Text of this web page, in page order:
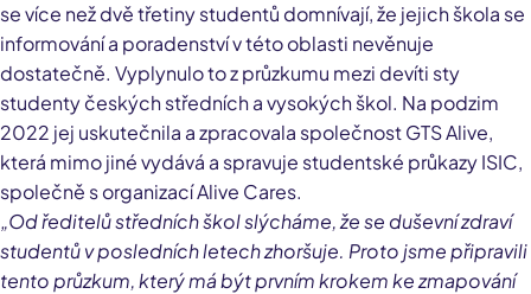
se více než dvě třetiny studentů domnívají, že jejich škola se
informování a poradenství v této oblasti nevěnuje
dostatečně. Vyplynulo to z průzkumu mezi devíti sty
studenty českých středních a vysokých škol. Na podzim
2022 jej uskutečnila a zpracovala společnost GTS Alive,
která mimo jiné vydává a spravuje studentské průkazy ISIC,
společně s organizací Alive Cares.
„Od ředitelů středních škol slýcháme, že se duševní zdraví
studentů v posledních letech zhoršuje. Proto jsme připravili
tento průzkum, který má být prvním krokem ke zmapování